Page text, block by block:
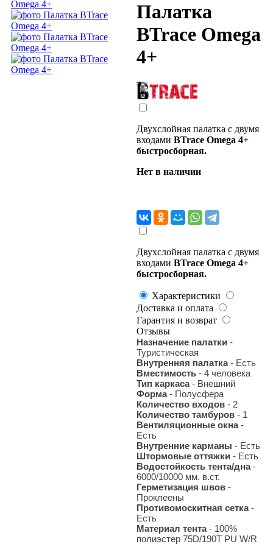
Палатка
BTrace Omega
4+
Двухслойная палатка с двумя
входами BTrace Omega 4+
быстросборная.
Нет в наличии
Двухслойная палатка с двумя
входами BTrace Omega 4+
быстросборная.
Характеристики
Доставка и оплата
Гарантия и возврат
Отзывы
Назначение палатки -
Туристическая
Внутренняя палатка- Есть
Вместимость - 4 человека
Тип каркаса- Внешний
Форма- Полусфера
Количество входов - 2
Количество тамбуров - 1
Вентиляционные окна-
Есть
Внутренние карманы - Есть
Штормовые оттяжки - Есть
Водостойкость тента/дна-
6000/10000 мм. в.ст.
Герметизация швов -
Проклеены
Противомоскитная сетка-
Есть
Материал тента- 100%
полиэстер 75D/190T PU W/R